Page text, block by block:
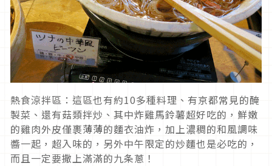
熱食涼拌區：這區也有約10多種料理、有京都常見的醃
製菜、還有菇類拌炒、其中炸雞馬鈴薯超好吃的，鮮嫩
的雞肉外皮僅裹薄薄的麵衣油炸，加上濃稠的和風調味
醬一起，超入味的，另外中午限定的炒麵也是必吃的，
而且一定要撒上滿滿的九条蔥！